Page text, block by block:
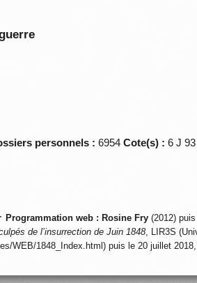
personnels :6954Cote(s) : 6 J
Programmation web : Rosine Fry(2012) puis
de l’insurrection de Juin 1848, LIR3S
WEB/1848_Index.html) puis le 20 juillet